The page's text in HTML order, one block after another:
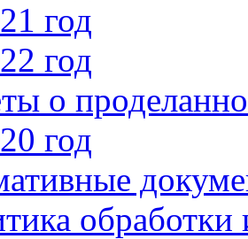
год
год
о
год